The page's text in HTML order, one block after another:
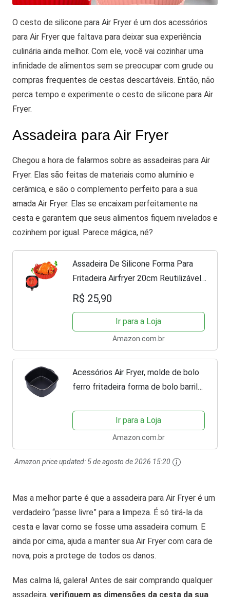
O cesto de silicone para Air Fryer é um dos acessórios
para Air Fryer que faltava para deixar sua experiência
culinária ainda melhor. Com ele, você vai cozinhar uma
infinidade de alimentos sem se preocupar com grude ou
compras frequentes de cestas descartáveis. Então, não
perca tempo e experimente o cesto de silicone para Air
Fryer.
Assadeira para Air Fryer
Chegou a hora de falarmos sobre as assadeiras para Air
Fryer. Elas são feitas de materiais como alumínio e
cerâmica, e são o complemento perfeito para a sua
amada Air Fryer. Elas se encaixam perfeitamente na
cesta e garantem que seus alimentos fiquem nivelados e
cozinhem por igual. Parece mágica, né?
Assadeira De Silicone Forma Para
Fritadeira Airfryer 20cm Reutilizável
E Antiaderente Limpeza Facil e
Muito Resistente (Vermelho)
R$ 25,90
Ir para a Loja
Amazon.com.br
Acessórios Air Fryer, molde de bolo
ferro fritadeira forma de bolo barril
doméstica (18 cm/7 polegadas)
Ir para a Loja
Amazon.com.br
Amazon price updated: 5 de agosto de 2026 15:20
Mas a melhor parte é que a assadeira para Air Fryer é um
verdadeiro “passe livre” para a limpeza. É só tirá-la da
cesta e lavar como se fosse uma assadeira comum. E
ainda por cima, ajuda a manter sua Air Fryer com cara de
nova, pois a protege de todos os danos.
Mas calma lá, galera! Antes de sair comprando qualquer
assadeira, verifiquem as dimensões da cesta da sua